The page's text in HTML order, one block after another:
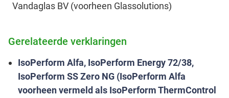
Vandaglas BV (voorheen Glassolutions)
Gerelateerde verklaringen
IsoPerform Alfa, IsoPerform Energy 72/38,
IsoPerform SS Zero NG (IsoPerform Alfa
voorheen vermeld als IsoPerform ThermControl